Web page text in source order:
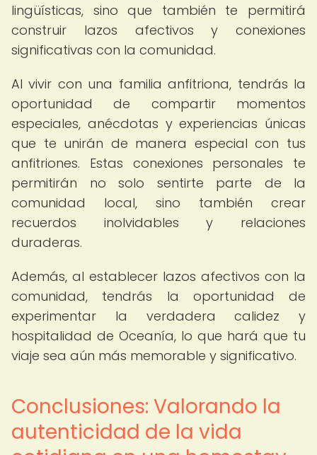
lingüísticas, sino que también te permitirá
construir lazos afectivos y conexiones
significativas con la comunidad.
Al vivir con una familia anfitriona, tendrás la
oportunidad de compartir momentos
especiales, anécdotas y experiencias únicas
que te unirán de manera especial con tus
anfitriones. Estas conexiones personales te
permitirán no solo sentirte parte de la
comunidad local, sino también crear
recuerdos inolvidables y relaciones
duraderas.
Además, al establecer lazos afectivos con la
comunidad, tendrás la oportunidad de
experimentar la verdadera calidez y
hospitalidad de Oceanía, lo que hará que tu
viaje sea aún más memorable y significativo.
Conclusiones: Valorando la
autenticidad de la vida